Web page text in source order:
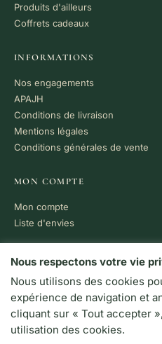
Produits d'ailleurs
Coffrets cadeaux
INFORMATIONS
Nos engagements
APAJH
Conditions de livraison
Mentions légales
Conditions générales de vente
MON COMPTE
Mon compte
Liste d'envies
PAIEMENT 100% SÉCURISÉ
VISA MC CB
LIVRAISON RAPIDE
Colissimo · Chronopost
Nous respectons votre vie
Nous utilisons des cookies
expérience de navigation et
cliquant sur « Tout accepter
utilisation des cookies.